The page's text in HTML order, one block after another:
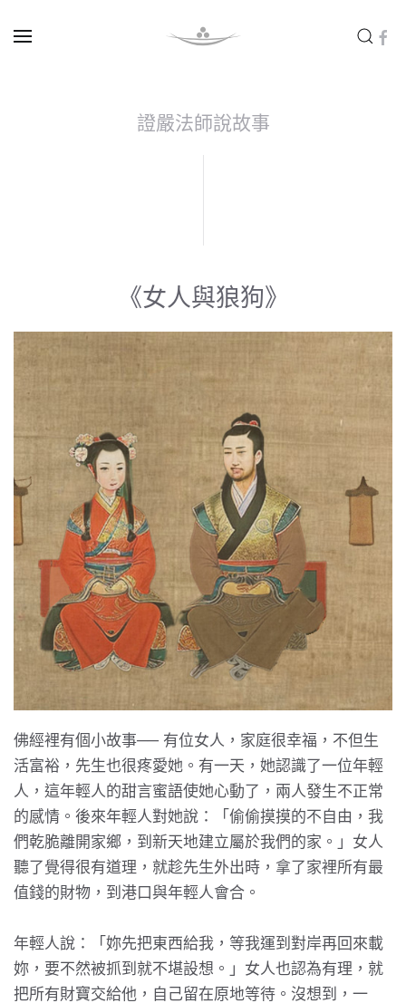
證嚴法師說故事
《女人與狼狗》
佛經裡有個小故事── 有位女人，家庭很幸福，不但生
活富裕，先生也很疼愛她。有一天，她認識了一位年輕
人，這年輕人的甜言蜜語使她心動了，兩人發生不正常
的感情。後來年輕人對她說：「偷偷摸摸的不自由，我
們乾脆離開家鄉，到新天地建立屬於我們的家。」女人
聽了覺得很有道理，就趁先生外出時，拿了家裡所有最
值錢的財物，到港口與年輕人會合。
年輕人說：「妳先把東西給我，等我運到對岸再回來載
妳，要不然被抓到就不堪設想。」女人也認為有理，就
把所有財寶交給他，自己留在原地等待。沒想到，一